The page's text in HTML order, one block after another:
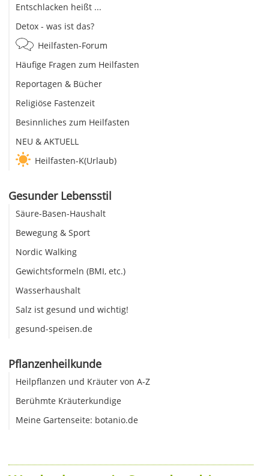
Entschlacken heißt ...
Detox - was ist das?
Heilfasten-Forum
Häufige Fragen zum Heilfasten
Reportagen & Bücher
Religiöse Fastenzeit
Besinnliches zum Heilfasten
NEU & AKTUELL
Heilfasten-K(Urlaub)
Gesunder Lebensstil
Säure-Basen-Haushalt
Bewegung & Sport
Nordic Walking
Gewichtsformeln (BMI, etc.)
Wasserhaushalt
Salz ist gesund und wichtig!
gesund-speisen.de
Pflanzenheilkunde
Heilpflanzen und Kräuter von A-Z
Berühmte Kräuterkundige
Meine Gartenseite: botanio.de